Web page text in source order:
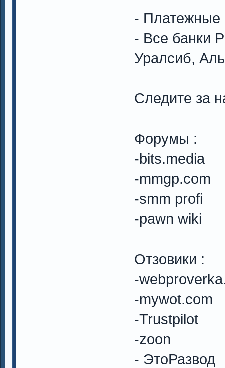
- Платежные
- Все банки
Уралсиб,
Следите за
Форумы :
-bits.media
-mmgp.com
-smm profi
-pawn wiki
Отзовики :
-
-mywot.com
-Trustpilot
-zoon
- ЭтоРазвод